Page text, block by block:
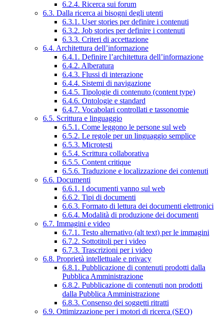
6.2.4. Ricerca sui forum
6.3. Dalla ricerca ai bisogni degli utenti
6.3.1. User stories per definire i contenuti
6.3.2. Job stories per definire i contenuti
6.3.3. Criteri di accettazione
6.4. Architettura dell’informazione
6.4.1. Definire l’architettura dell’informazione
6.4.2. Alberatura
6.4.3. Flussi di interazione
6.4.4. Sistemi di navigazione
6.4.5. Tipologie di contenuto (content type)
6.4.6. Ontologie e standard
6.4.7. Vocabolari controllati e tassonomie
6.5. Scrittura e linguaggio
6.5.1. Come leggono le persone sul web
6.5.2. Le regole per un linguaggio semplice
6.5.3. Microtesti
6.5.4. Scrittura collaborativa
6.5.5. Content critique
6.5.6. Traduzione e localizzazione dei contenuti
6.6. Documenti
6.6.1. I documenti vanno sul web
6.6.2. Tipi di documenti
6.6.3. Formato di lettura dei documenti elettronici
6.6.4. Modalità di produzione dei documenti
6.7. Immagini e video
6.7.1. Testo alternativo (alt text) per le immagini
6.7.2. Sottotitoli per i video
6.7.3. Trascrizioni per i video
6.8. Proprietà intellettuale e privacy
6.8.1. Pubblicazione di contenuti prodotti dalla
Pubblica Amministrazione
6.8.2. Pubblicazione di contenuti non prodotti
dalla Pubblica Amministrazione
6.8.3. Consenso dei soggetti ritratti
6.9. Ottimizzazione per i motori di ricerca (SEO)